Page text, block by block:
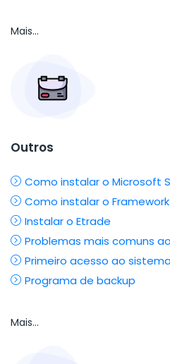
Mais...
Outros
Como instalar o Microsoft
Como instalar o
Instalar o Etrade
Problemas mais comuns
Primeiro acesso ao
Programa de backup
Mais...